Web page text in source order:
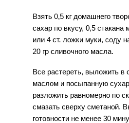
Взять 0,5 кг домашнего
сахар по вкусу, 0,5 стакана
или 4 ст. ложки муки, соду
20 гр сливочного масла.
Все растереть, выложить в
маслом и посыпанную
разложить равномерно по
смазать сверху сметаной.
готовности не менее 30